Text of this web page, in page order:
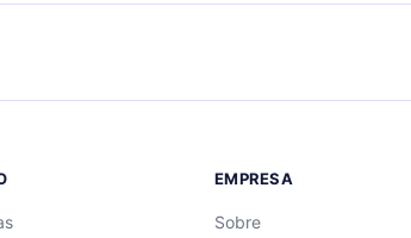
porsupport@12min.com.
EMPRESA
Sobre